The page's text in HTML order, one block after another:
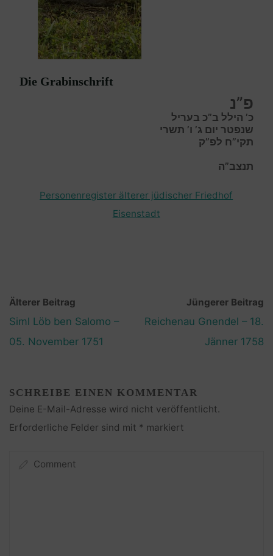
Die Grabinschrift
פ”נ
כ’ הילל ב”כ בעריל
שנפטר יום ג’ ו’ תשרי
תקי”ח לפ”ק
תנצב”ה
Personenregister älterer jüdischer Friedhof
Eisenstadt
Älterer Beitrag
Siml Löb ben Salomo –
05. November 1751
Jüngerer Beitrag
Reichenau Gnendel – 18.
Jänner 1758
SCHREIBE EINEN KOMMENTAR
Deine E-Mail-Adresse wird nicht veröffentlicht.
Erforderliche Felder sind mit * markiert